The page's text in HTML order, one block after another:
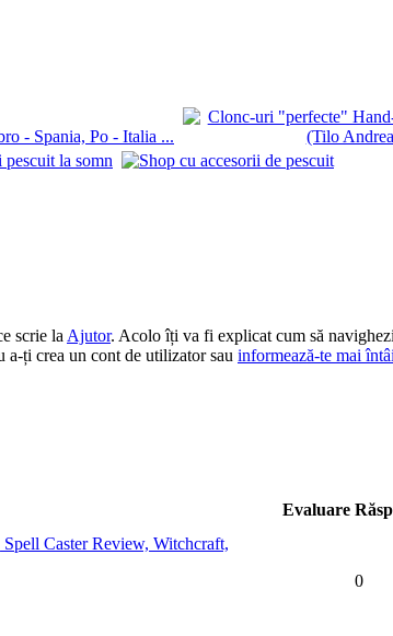
scrie la Ajutor. Acolo îți va fi explicat cum să
a-ți crea un cont de utilizator sau informează-te mai
Evaluare
Caster Review, Witchcraft,
0